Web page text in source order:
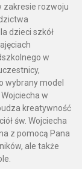
zakresie rozwoju
dzieci szkół
w
wybrany model
w
kreatywność
św. Wojciecha
z pomocą Pana
ale także